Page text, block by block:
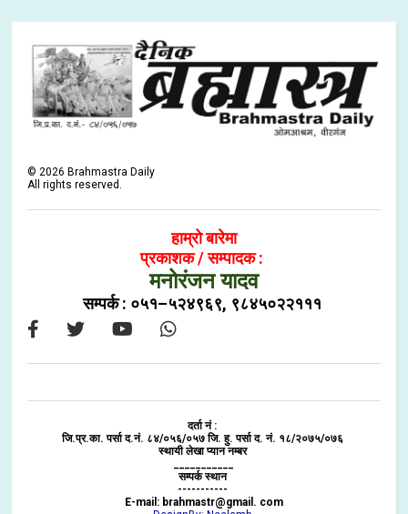
©2026 Brahmastra Daily
All rights reserved.
हाम्रो बारेमा
प्रकाशक / सम्पादक :
मनोरंजन यादव
सम्पर्क : ०५१–५२४९६९, ९८४५०२२१११
दर्ता नं :
जि.प्र.का. पर्सा द.नं. ८४/०५६/०५७ जि. हु. पर्सा द. नं. १८/२०७५/०७६
स्थायी लेखा प्यान नम्बर
___________
सम्पर्क स्थान
-----------
E-mail: brahmastr@gmail. com